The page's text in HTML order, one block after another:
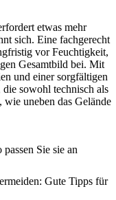
etwas mehr
sich. Eine fachgerecht
vor Feuchtigkeit,
Gesamtbild bei. Mit
und einer sorgfältigen
sowohl technisch als
uneben das Gelände
Sie sie an
Gute Tipps für